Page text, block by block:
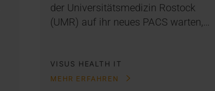
der Universitätsmedizin Rostock
(UMR) auf ihr neues PACS warten,…
VISUS HEALTH IT
MEHR ERFAHREN